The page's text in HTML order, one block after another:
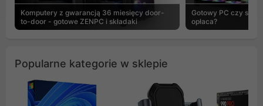
Komputery z gwarancją 36 miesięcy door-
to-door - gotowe ZENPC i składaki
Gotowy PC czy
opłaca?
Popularne kategorie w sklepie